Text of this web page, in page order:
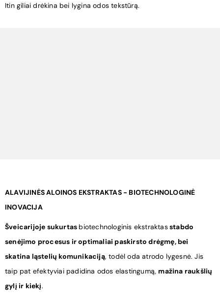
Itin giliai drėkina bei lygina odos tekstūrą.
ALAVIJINĖS ALOINOS EKSTRAKTAS - BIOTECHNOLOGINĖ
INOVACIJA
Šveicarijoje sukurtas biotechnologinis ekstraktasstabdo
senėjimo procesus ir optimaliai paskirsto drėgmę, bei
skatina ląstelių komunikaciją, todėl oda atrodo lygesnė. Jis
taip pat efektyviai padidina odos elastingumą, mažina raukšlių
gylį ir kiekį.